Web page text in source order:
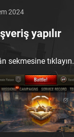
2024
yapılır
sekmesine tıklayın.